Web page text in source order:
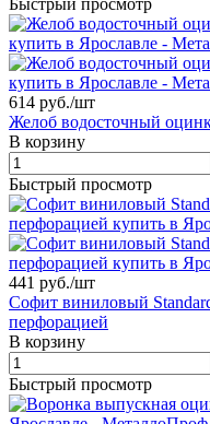
Быстрый просмотр
614 руб./шт
Желоб водосточный
В корзину
Быстрый просмотр
441 руб./шт
Софит виниловый
перфорацией
В корзину
Быстрый просмотр